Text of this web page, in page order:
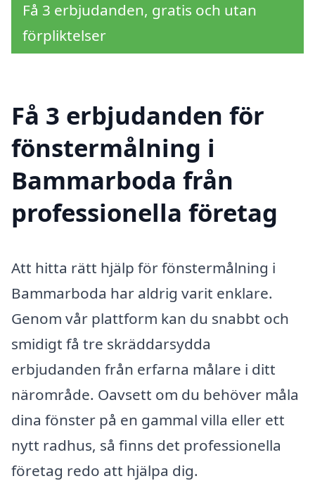
Få 3 erbjudanden, gratis och utan
förpliktelser
Få 3 erbjudanden för
fönstermålning i
Bammarboda från
professionella företag
Att hitta rätt hjälp för fönstermålning i
Bammarboda har aldrig varit enklare.
Genom vår plattform kan du snabbt och
smidigt få tre skräddarsydda
erbjudanden från erfarna målare i ditt
närområde. Oavsett om du behöver måla
dina fönster på en gammal villa eller ett
nytt radhus, så finns det professionella
företag redo att hjälpa dig.